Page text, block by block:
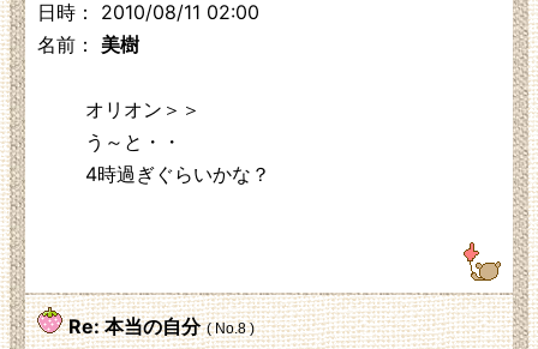
日時： 2010/08/11 02:00
名前： 美樹
オリオン＞＞
う～と・・
4時過ぎぐらいかな？
Re: 本当の自分 ( No.8 )